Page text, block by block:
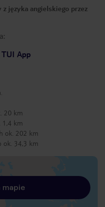
z języka angielskiego przez
App
20 km
1,4 km
ok. 202 km
ok. 34,3 km
mapie